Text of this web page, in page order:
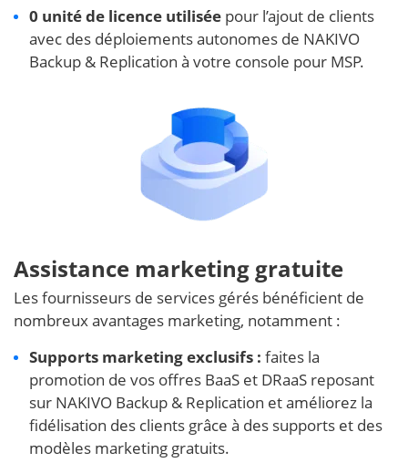
0 unité de licence utilisée pour l’ajout de clients
avec des déploiements autonomes de NAKIVO
Backup & Replication à votre console pour MSP.
Assistance marketing gratuite
Les fournisseurs de services gérés bénéficient de
nombreux avantages marketing, notamment :
Supports marketing exclusifs : faites la
promotion de vos offres BaaS et DRaaS reposant
sur NAKIVO Backup & Replication et améliorez la
fidélisation des clients grâce à des supports et des
modèles marketing gratuits.